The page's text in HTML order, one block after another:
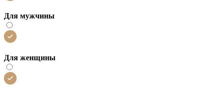
Для мужчины
Для женщины